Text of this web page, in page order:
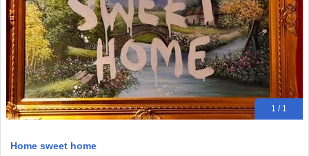
1 / 1
Home sweet home